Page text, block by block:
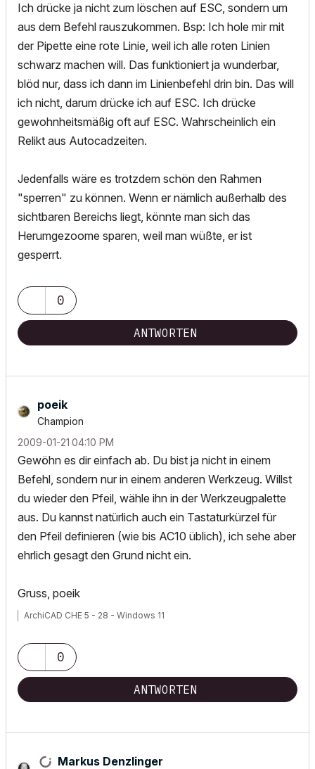
Ich drücke ja nicht zum löschen auf ESC, sondern um
aus dem Befehl rauszukommen. Bsp: Ich hole mir mit
der Pipette eine rote Linie, weil ich alle roten Linien
schwarz machen will. Das funktioniert ja wunderbar,
blöd nur, dass ich dann im Linienbefehl drin bin. Das will
ich nicht, darum drücke ich auf ESC. Ich drücke
gewohnheitsmäßig oft auf ESC. Wahrscheinlich ein
Relikt aus Autocadzeiten.
Jedenfalls wäre es trotzdem schön den Rahmen
"sperren" zu können. Wenn er nämlich außerhalb des
sichtbaren Bereichs liegt, könnte man sich das
Herumgezoome sparen, weil man wüßte, er ist
gesperrt.
0
ANTWORTEN
poeik
Champion
‎2009-01-21 04:10 PM
Gewöhn es dir einfach ab. Du bist ja nicht in einem
Befehl, sondern nur in einem anderen Werkzeug. Willst
du wieder den Pfeil, wähle ihn in der Werkzeugpalette
aus. Du kannst natürlich auch ein Tastaturkürzel für
den Pfeil definieren (wie bis AC10 üblich), ich sehe aber
ehrlich gesagt den Grund nicht ein.
Gruss, poeik
ArchiCAD CHE 5 - 28 - Windows 11
0
ANTWORTEN
Markus Denzlinger